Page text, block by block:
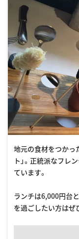
地元の食材をつかっ
ト」。正統派なフレ
ています。
ランチは6,000円台
を過ごしたい方はぜ